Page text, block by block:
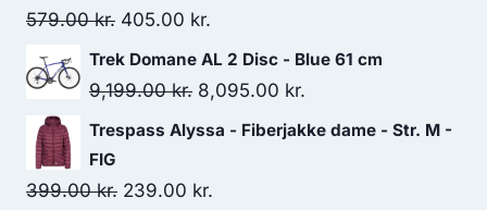
208.00 kr..
579.00kr. Original
price
was:
405.00 kr.
price
is:
Trek Domane AL 2 Disc - Blue 61 cm
9,199.00kr. Original
price
9,199.00 kr..
8,095.00 kr.
price
Trespass Alyssa - Fiberjakke dame - Str. M -
FIG
399.00kr. Original
239.00 kr.